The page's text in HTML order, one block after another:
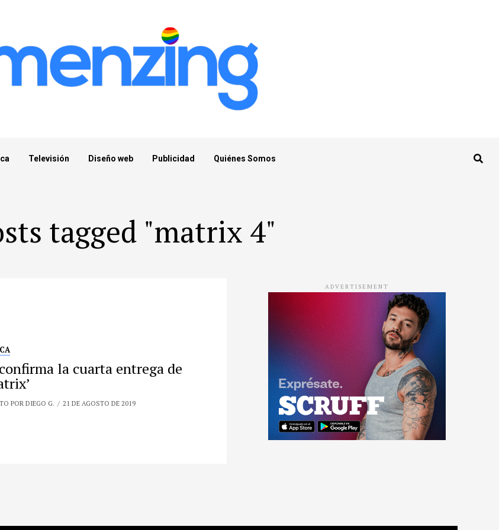
Televisión Diseño web Publicidad Quiénes Somos
tagged "matrix 4"
la cuarta entrega de
POR DIEGO G. 21 DE AGOSTO DE 2019
ADVERTISEMENT